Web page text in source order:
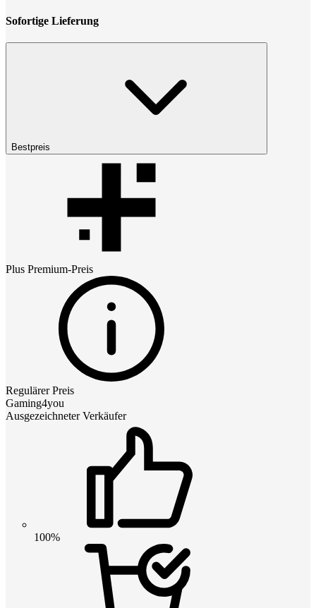
Sofortige Lieferung
Bestpreis
Plus Premium-Preis
Regulärer Preis
Gaming4you
Ausgezeichneter Verkäufer
100%